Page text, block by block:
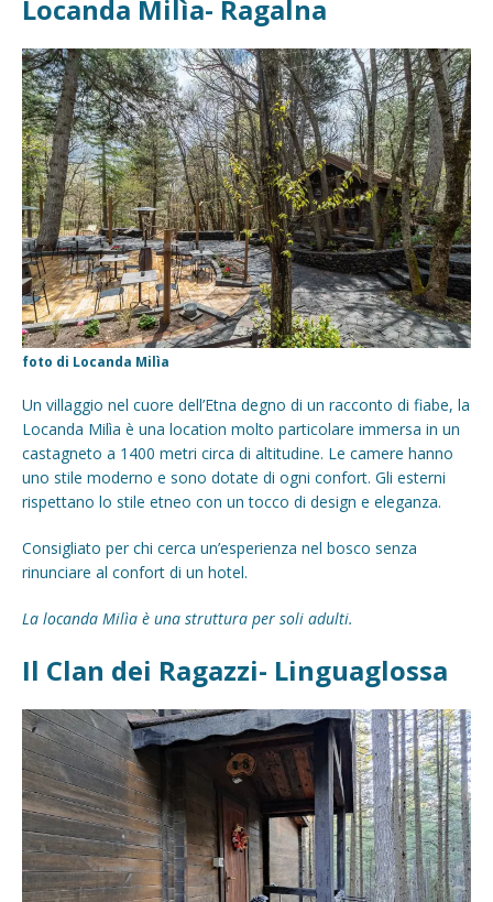
Locanda Milìa- Ragalna
foto di Locanda Milìa
Un villaggio nel cuore dell’Etna degno di un racconto di fiabe, la
Locanda Milìa è una location molto particolare immersa in un
castagneto a 1400 metri circa di altitudine. Le camere hanno
uno stile moderno e sono dotate di ogni confort. Gli esterni
rispettano lo stile etneo con un tocco di design e eleganza.
Consigliato per chi cerca un’esperienza nel bosco senza
rinunciare al confort di un hotel.
La locanda Milìa è una struttura per soli adulti.
Il Clan dei Ragazzi- Linguaglossa